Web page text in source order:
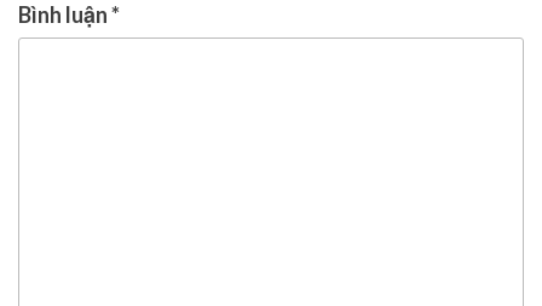
Bình luận*